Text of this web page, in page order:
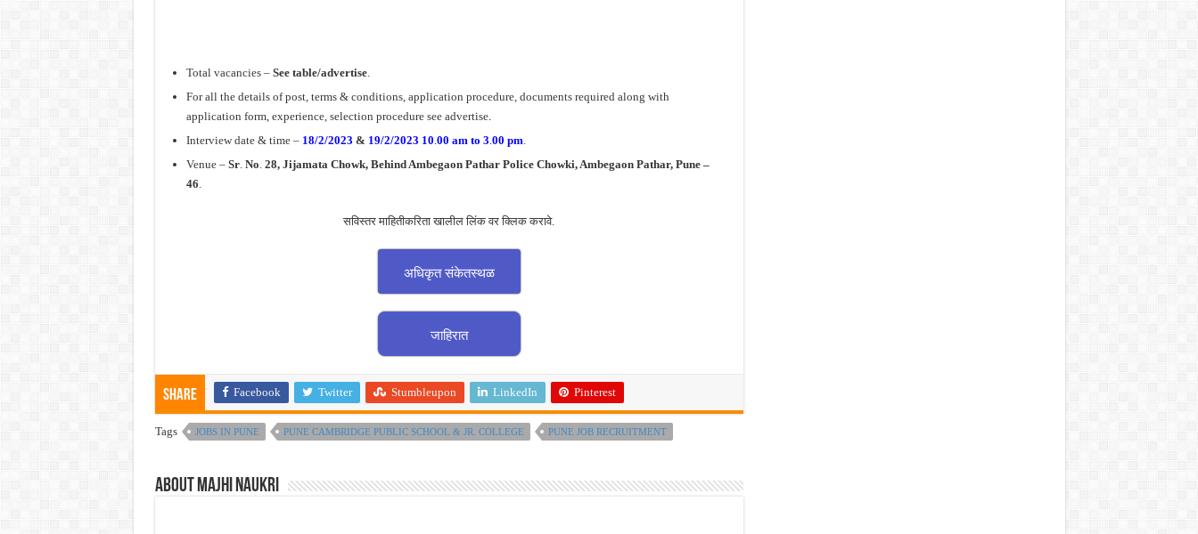
Total vacancies –See table/advertise.
For all the details of post, terms & conditions, application procedure, documents required along with
application form, experience, selection procedure see advertise.
Interview date & time – 18/2/2023 & 19/2/2023 10.00 am to 3.00 pm.
Venue – Sr. No. 28, Jijamata Chowk, Behind Ambegaon Pathar Police Chowki, Ambegaon Pathar, Pune –
46.
सविस्तर माहितीकरिता खालील लिंक वर क्लिक करावे.
अधिकृत संकेतस्थळ
जाहिरात
Share Facebook Twitter Stumbleupon LinkedIn Pinterest
Tags JOBS IN PUNE PUNE CAMBRIDGE PUBLIC SCHOOL & JR. COLLEGE PUNE JOB RECRUITMENT
About Majhi Naukri